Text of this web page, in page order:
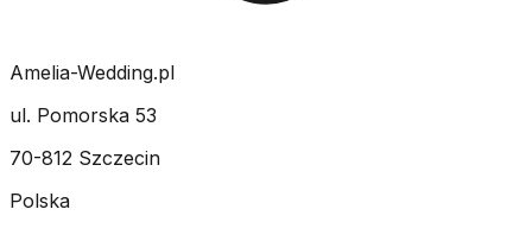
Amelia-Wedding.pl
ul. Pomorska 53
70-812 Szczecin
Polska